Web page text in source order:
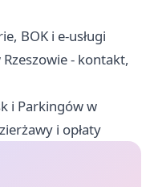
BOK i e-usługi
- kontakt,
i Parkingów w
i opłaty